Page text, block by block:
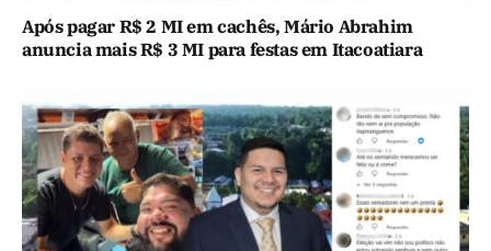
Após pagar R$ 2 MI em cachês, Mário Abrahim
anuncia mais R$ 3 MI para festas em Itacoatiara